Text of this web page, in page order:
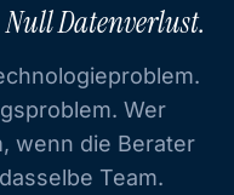
Null Datenverlust.
Wer
wenn die Berater
Team.